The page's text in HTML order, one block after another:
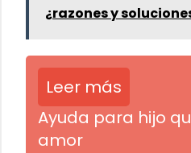
¿razones y
Leer más
Ayuda para hijo
amor